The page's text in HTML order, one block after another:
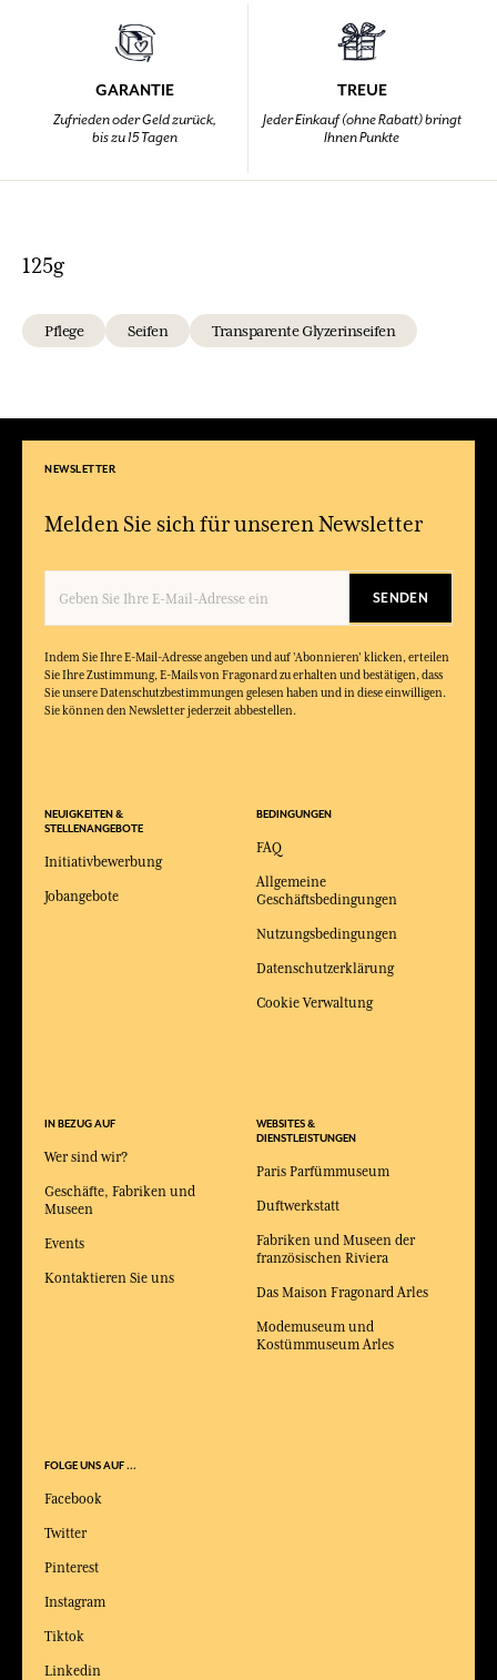
GARANTIE
Zufrieden oder Geld zurück,
bis zu 15 Tagen
TREUE
Jeder Einkauf (ohne Rabatt) bringt
Ihnen Punkte
125g
Pflege Seifen Transparente Glyzerinseifen
NEWSLETTER
Melden Sie sich für unseren Newsletter
SENDEN
Indem Sie Ihre E-Mail-Adresse angeben und auf 'Abonnieren' klicken, erteilen
Sie Ihre Zustimmung, E-Mails von Fragonard zu erhalten und bestätigen, dass
Sie unsere Datenschutzbestimmungen gelesen haben und in diese einwilligen.
Sie können den Newsletter jederzeit abbestellen.
BEDINGUNGEN
FAQ
Allgemeine
Geschäftsbedingungen
Nutzungsbedingungen
Datenschutzerklärung
Cookie Verwaltung
WEBSITES &
DIENSTLEISTUNGEN
Paris Parfümmuseum
Duftwerkstatt
Fabriken und Museen der
französischen Riviera
Das Maison Fragonard Arles
Modemuseum und
Kostümmuseum Arles
IN BEZUG AUF
Wer sind wir?
Geschäfte, Fabriken und
Museen
Events
Kontaktieren Sie uns
FOLGE UNS AUF ...
Facebook
Twitter
Pinterest
Instagram
Tiktok
Linkedin
NEUIGKEITEN &
STELLENANGEBOTE
Initiativbewerbung
Jobangebote